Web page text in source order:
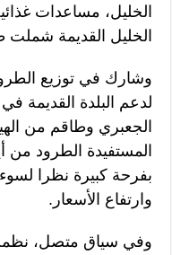
الخليل القديمة شملت
وشارك في توزيع الطرود
لدعم البلدة القديمة
الجعبري وطاقم من
المستفيدة الطرود من
بفرحة كبيرة نظرا لسوء
وارتفاع الأسعار.
وفي سياق متصل، نظمت